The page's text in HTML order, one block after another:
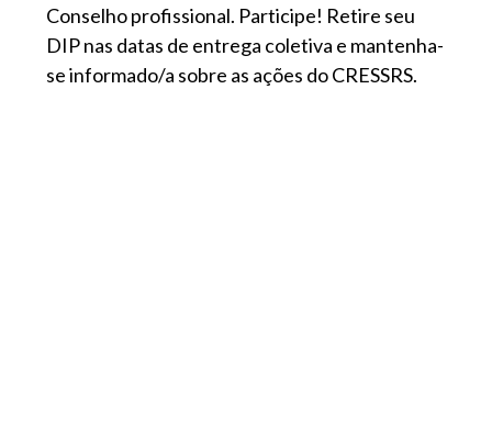
Conselho profissional. Participe! Retire seu
DIP nas datas de entrega coletiva e mantenha-
se informado/a sobre as ações do CRESSRS.